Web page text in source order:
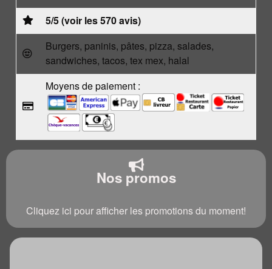
5/5 (voir les 570 avis)
Burgers, paninis, pâtes, pizza, salades,
sandwiches, tacos, tex mex, halal
Moyens de paiement :
Nos promos
Cliquez ici pour afficher les promotions du moment!